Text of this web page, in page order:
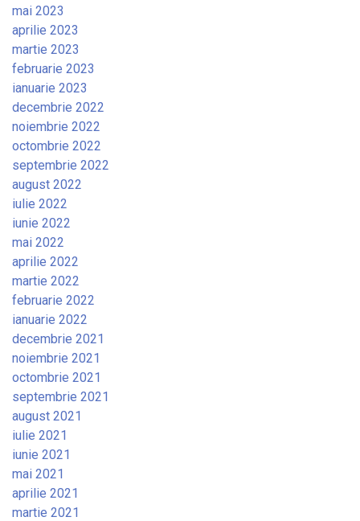
mai 2023
aprilie 2023
martie 2023
februarie 2023
ianuarie 2023
decembrie 2022
noiembrie 2022
octombrie 2022
septembrie 2022
august 2022
iulie 2022
iunie 2022
mai 2022
aprilie 2022
martie 2022
februarie 2022
ianuarie 2022
decembrie 2021
noiembrie 2021
octombrie 2021
septembrie 2021
august 2021
iulie 2021
iunie 2021
mai 2021
aprilie 2021
martie 2021